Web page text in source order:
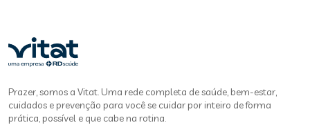
Prazer, somos a Vitat. Uma rede completa de saúde, bem-estar,
cuidados e prevenção para você se cuidar por inteiro de forma
prática, possível e que cabe na rotina.